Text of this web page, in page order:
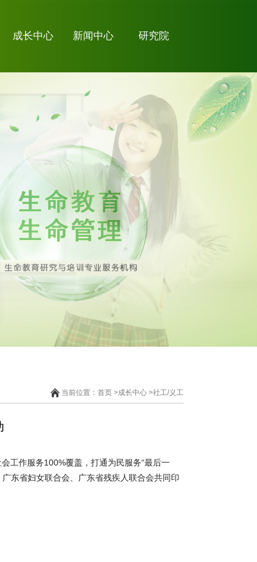
成长中心 新闻中心 研究院
当前位置： 首页 >成长中心 >社工/义工
工作服务100%覆盖，打通为民服务“最后一
东省妇女联合会、广东省残疾人联合会共同印